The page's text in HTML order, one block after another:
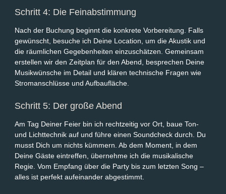
Schritt 4: Die Feinabstimmung
Nach der Buchung beginnt die konkrete Vorbereitung. Falls
gewünscht, besuche ich Deine Location, um die Akustik und
die räumlichen Gegebenheiten einzuschätzen. Gemeinsam
erstellen wir den Zeitplan für den Abend, besprechen Deine
Musikwünsche im Detail und klären technische Fragen wie
Stromanschlüsse und Aufbaufläche.
Schritt 5: Der große Abend
Am Tag Deiner Feier bin ich rechtzeitig vor Ort, baue Ton-
und Lichttechnik auf und führe einen Soundcheck durch. Du
musst Dich um nichts kümmern. Ab dem Moment, in dem
Deine Gäste eintreffen, übernehme ich die musikalische
Regie. Vom Empfang über die Party bis zum letzten Song –
alles ist perfekt aufeinander abgestimmt.